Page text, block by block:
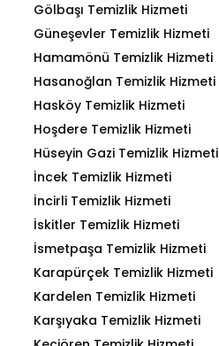
Gölbaşı Temizlik Hizmeti
Güneşevler Temizlik Hizmeti
Hamamönü Temizlik Hizmeti
Hasanoğlan Temizlik Hizmeti
Hasköy Temizlik Hizmeti
Hoşdere Temizlik Hizmeti
Hüseyin Gazi Temizlik Hizmeti
İncek Temizlik Hizmeti
İncirli Temizlik Hizmeti
İskitler Temizlik Hizmeti
İsmetpaşa Temizlik Hizmeti
Karapürçek Temizlik Hizmeti
Kardelen Temizlik Hizmeti
Karşıyaka Temizlik Hizmeti